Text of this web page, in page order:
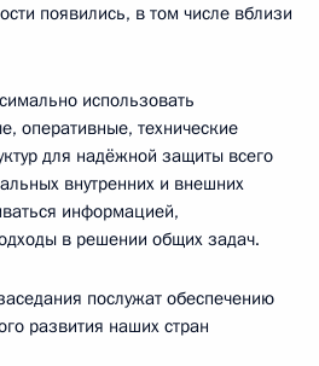
появились, в том числе вблизи
использовать
оперативные, технические
для надёжной защиты всего
внутренних и внешних
информацией,
в решении общих задач.
послужат обеспечению
развития наших стран